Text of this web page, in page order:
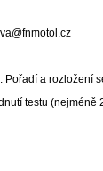
a
testu